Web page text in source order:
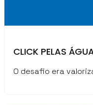
CLICK PELAS
O desafio era